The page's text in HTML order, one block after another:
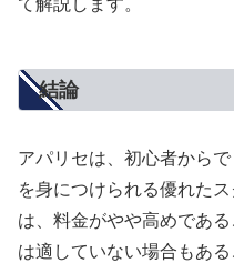
て解説します。
結論
アパリセは、初心者から
を身につけられる優れた
は、料金がやや高めであ
は適していない場合もある